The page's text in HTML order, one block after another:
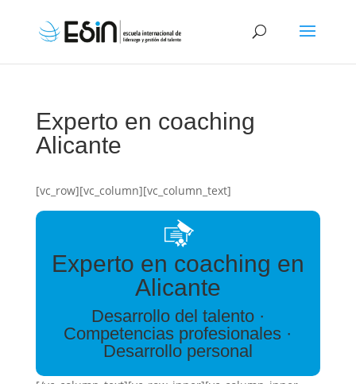
Experto en coaching
Alicante
[vc_row][vc_column][vc_column_text]
Experto en coaching en
Alicante
Desarrollo del talento ·
Competencias profesionales ·
Desarrollo personal